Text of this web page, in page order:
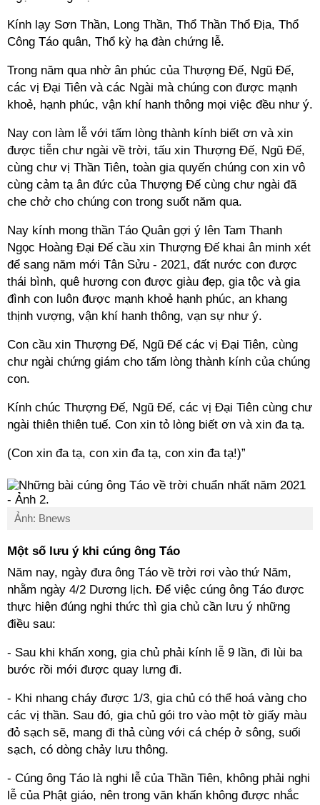
Kính lạy Sơn Thần, Long Thần, Thổ Thần Thổ Địa, Thổ
Công Táo quân, Thổ kỳ hạ đàn chứng lễ.
Trong năm qua nhờ ân phúc của Thượng Đế, Ngũ Đế,
các vị Đại Tiên và các Ngài mà chúng con được mạnh
khoẻ, hạnh phúc, vận khí hanh thông mọi việc đều như ý.
Nay con làm lễ với tấm lòng thành kính biết ơn và xin
được tiễn chư ngài về trời, tấu xin Thượng Đế, Ngũ Đế,
cùng chư vị Thần Tiên, toàn gia quyến chúng con xin vô
cùng cảm tạ ân đức của Thượng Đế cùng chư ngài đã
che chở cho chúng con trong suốt năm qua.
Nay kính mong thần Táo Quân gợi ý lên Tam Thanh
Ngọc Hoàng Đại Đế cầu xin Thượng Đế khai ân minh xét
để sang năm mới Tân Sửu - 2021, đất nước con được
thái bình, quê hương con được giàu đẹp, gia tộc và gia
đình con luôn được mạnh khoẻ hạnh phúc, an khang
thịnh vượng, vận khí hanh thông, vạn sự như ý.
Con cầu xin Thượng Đế, Ngũ Đế các vị Đại Tiên, cùng
chư ngài chứng giám cho tấm lòng thành kính của chúng
con.
Kính chúc Thượng Đế, Ngũ Đế, các vị Đại Tiên cùng chư
ngài thiên thiên tuế. Con xin tỏ lòng biết ơn và xin đa tạ.
(Con xin đa tạ, con xin đa tạ, con xin đa tạ!)”
Ảnh: Bnews
Một số lưu ý khi cúng ông Táo
Năm nay, ngày đưa ông Táo về trời rơi vào thứ Năm,
nhằm ngày 4/2 Dương lịch. Để việc cúng ông Táo được
thực hiện đúng nghi thức thì gia chủ cần lưu ý những
điều sau:
- Sau khi khấn xong, gia chủ phải kính lễ 9 lần, đi lùi ba
bước rồi mới được quay lưng đi.
- Khi nhang cháy được 1/3, gia chủ có thể hoá vàng cho
các vị thần. Sau đó, gia chủ gói tro vào một tờ giấy màu
đỏ sạch sẽ, mang đi thả cùng với cá chép ở sông, suối
sạch, có dòng chảy lưu thông.
- Cúng ông Táo là nghi lễ của Thần Tiên, không phải nghi
lễ của Phật giáo, nên trong văn khấn không được nhắc